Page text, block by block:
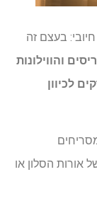
כמו עש, חרקים מסריחים מפגינים phototaxis חיובי: בעצם זה
והווילונות
לכיוון
אורות הסלון או